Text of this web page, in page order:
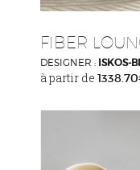
FIBER
DESIGNER : ISKOS-
à partir de